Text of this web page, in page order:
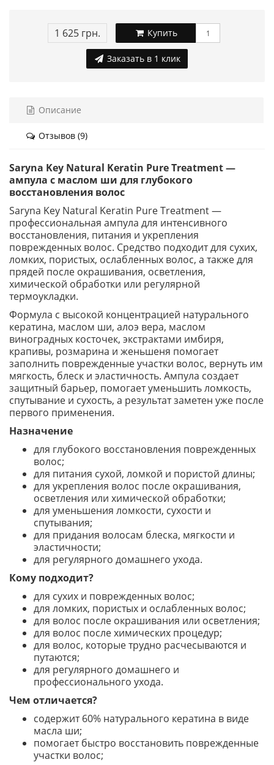
1 625 грн. Купить
Заказать в 1 клик
Описание
Отзывов (9)
Saryna Key Natural Keratin Pure Treatment —
ампула с маслом ши для глубокого
восстановления волос
Saryna Key Natural Keratin Pure Treatment —
профессиональная ампула для интенсивного
восстановления, питания и укрепления
поврежденных волос. Средство подходит для сухих,
ломких, пористых, ослабленных волос, а также для
прядей после окрашивания, осветления,
химической обработки или регулярной
термоукладки.
Формула с высокой концентрацией натурального
кератина, маслом ши, алоэ вера, маслом
виноградных косточек, экстрактами имбиря,
крапивы, розмарина и женьшеня помогает
заполнить поврежденные участки волос, вернуть им
мягкость, блеск и эластичность. Ампула создает
защитный барьер, помогает уменьшить ломкость,
спутывание и сухость, а результат заметен уже после
первого применения.
Назначение
для глубокого восстановления поврежденных
волос;
для питания сухой, ломкой и пористой длины;
для укрепления волос после окрашивания,
осветления или химической обработки;
для уменьшения ломкости, сухости и
спутывания;
для придания волосам блеска, мягкости и
эластичности;
для регулярного домашнего ухода.
Кому подходит?
для сухих и поврежденных волос;
для ломких, пористых и ослабленных волос;
для волос после окрашивания или осветления;
для волос после химических процедур;
для волос, которые трудно расчесываются и
путаются;
для регулярного домашнего и
профессионального ухода.
Чем отличается?
содержит 60% натурального кератина в виде
масла ши;
помогает быстро восстановить поврежденные
участки волос;